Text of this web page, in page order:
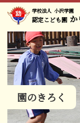
学校法人 小沢学園
認定こども園 か
園のきろく